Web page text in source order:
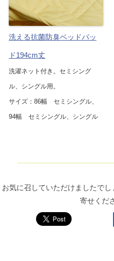
洗える抗菌防臭ベッドパッ
ド194cm丈
洗濯ネット付き。セミシング
ル、シングル用。
サイズ：86幅 セミシングル、
94幅 セミシングル、シングル
お気に召していただけましたで
寄せくだ